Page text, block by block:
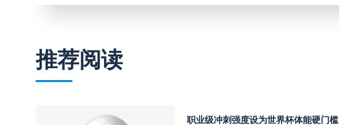
推荐阅读
职业级冲刺强度设为世界杯体能硬门槛